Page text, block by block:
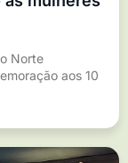
Norte
aos 10